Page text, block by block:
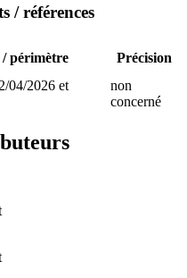
/ références
/ périmètre Précision
04/2026 et
non
concerné